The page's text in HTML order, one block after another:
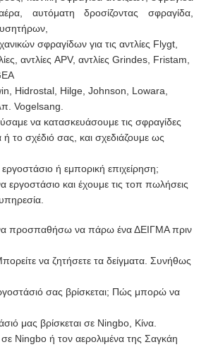
αυτόματη δροσίζοντας σφραγίδα,
σφραγίδων για τις αντλίες Flygt,
αντλίες APV, αντλίες Grindes, Fristam,
Hidrostal, Hilge, Johnson, Lowara,
Vogelsang.
να κατασκευάσουμε τις σφραγίδες
το σχέδιό σας, και σχεδιάζουμε ως
ή εμπορική επιχείρηση;
εργοστάσιο και έχουμε τις τοπ πωλήσεις
προσπαθήσω να πάρω ένα ΔΕΙΓΜΑ πριν
να ζητήσετε τα δείγματα. Συνήθως
σας βρίσκεται; Πώς μπορώ να
μας βρίσκεται σε Ningbo, Κίνα.
Ningbo ή τον αερολιμένα της Σαγκάη